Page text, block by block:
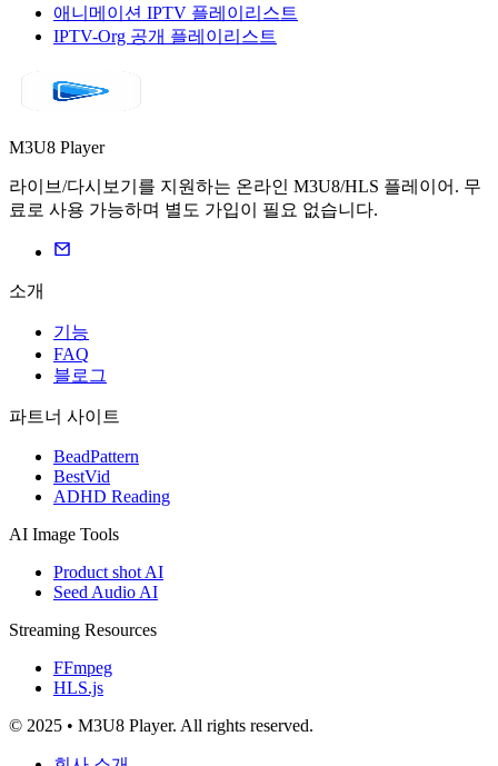
애니메이션 IPTV 플레이리스트
IPTV-Org 공개 플레이리스트
M3U8 Player
라이브/다시보기를 지원하는 온라인 M3U8/HLS 플레이어. 무
료로 사용 가능하며 별도 가입이 필요 없습니다.
소개
기능
FAQ
블로그
파트너 사이트
BeadPattern
BestVid
ADHD Reading
AI Image Tools
Product shot AI
Seed Audio AI
Streaming Resources
FFmpeg
HLS.js
© 2025 • M3U8 Player. All rights reserved.